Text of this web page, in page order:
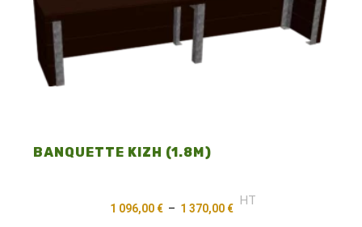
BANQUETTE KIZH (1.8M)
1 096,00 € – 1 370,00 €
HT